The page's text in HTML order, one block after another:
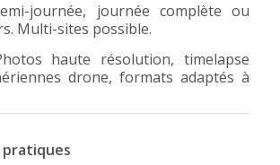
journée, journée complète ou
Multi-sites possible.
haute résolution, timelapse
drone, formats adaptés à